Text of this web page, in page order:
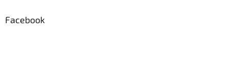
Facebook